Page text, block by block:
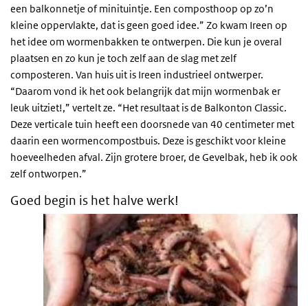
een balkonnetje of minituintje. Een composthoop op zo’n
kleine oppervlakte, dat is geen goed idee.” Zo kwam Ireen op
het idee om wormenbakken te ontwerpen. Die kun je overal
plaatsen en zo kun je toch zelf aan de slag met zelf
composteren. Van huis uit is Ireen industrieel ontwerper.
“Daarom vond ik het ook belangrijk dat mijn wormenbak er
leuk uitziet!,” vertelt ze. “Het resultaat is de Balkonton Classic.
Deze verticale tuin heeft een doorsnede van 40 centimeter met
daarin een wormencompostbuis. Deze is geschikt voor kleine
hoeveelheden afval. Zijn grotere broer, de Gevelbak, heb ik ook
zelf ontworpen.”
Goed begin is het halve werk!